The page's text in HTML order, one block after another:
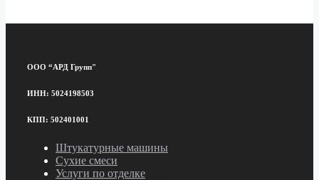
ООО “АРД Групп"
ИНН: 5024198503
КПП: 502401001
Штукатурные машины
Сухие смеси
Услуги по отделке